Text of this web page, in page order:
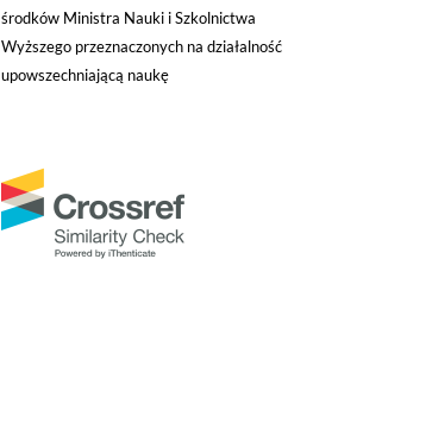
środków Ministra Nauki i Szkolnictwa
Wyższego przeznaczonych na działalność
upowszechniającą naukę